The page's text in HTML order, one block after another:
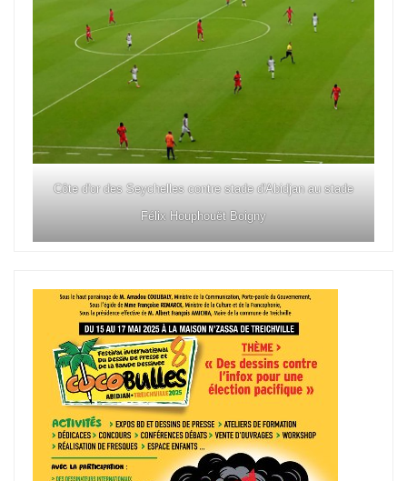
Côte d'or des Seychelles contre stade d'Abidjan au stade
Félix Houphouët Boigny